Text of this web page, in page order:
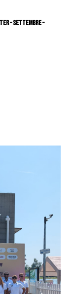
– SETTEMBRE –